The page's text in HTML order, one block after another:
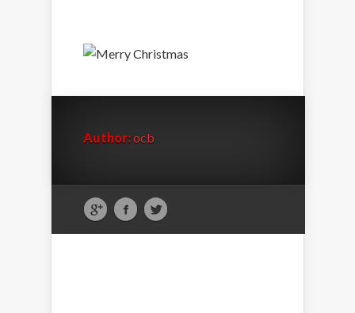
Author:ocb